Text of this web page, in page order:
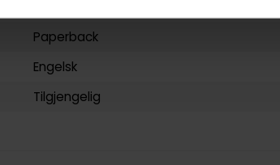
Paperback
Engelsk
Tilgjengelig